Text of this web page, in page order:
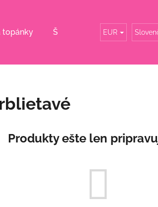
topánky Šaty pre svadobné mamy
EUR
Produkty ešte len